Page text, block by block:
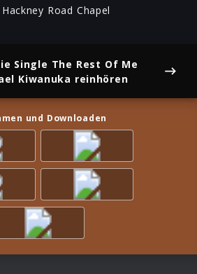
Road Chapel
Single The Rest Of Me
Kiwanuka reinhören
und Downloaden